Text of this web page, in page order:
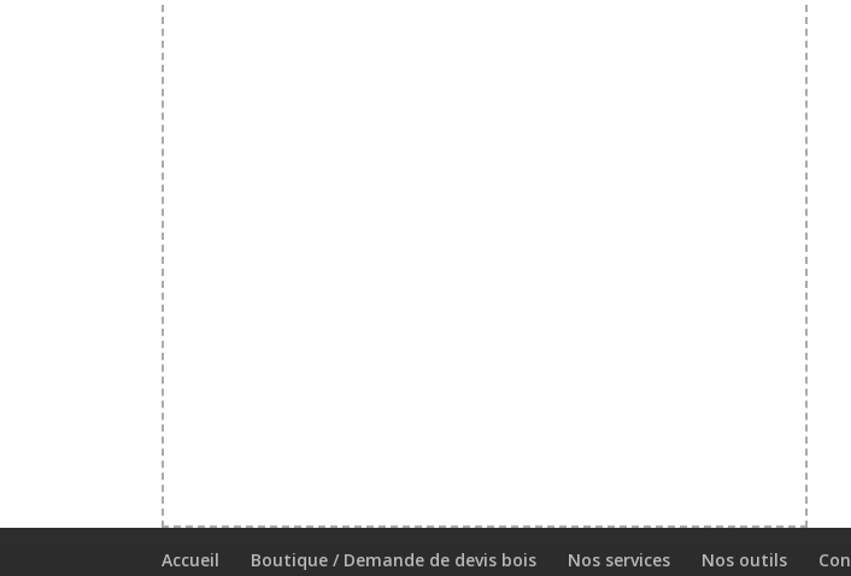
Accueil Boutique / Demande de devis bois Nos services Nos outils